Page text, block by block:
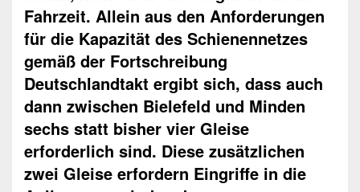
Fahrzeit. Allein aus den Anforderungen
für die Kapazität des Schienennetzes
gemäß der Fortschreibung
Deutschlandtakt ergibt sich, dass auch
dann zwischen Bielefeld und Minden
sechs statt bisher vier Gleise
erforderlich sind. Diese zusätzlichen
zwei Gleise erfordern Eingriffe in die